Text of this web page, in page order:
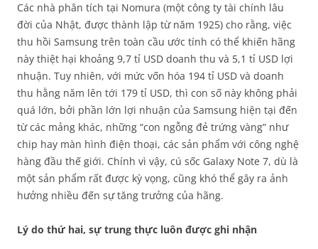
Các nhà phân tích tại Nomura (một công ty tài chính lâu
đời của Nhật, được thành lập từ năm 1925) cho rằng, việc
thu hồi Samsung trên toàn cầu ước tính có thể khiến hãng
này thiệt hại khoảng 9,7 tỉ USD doanh thu và 5,1 tỉ USD lợi
nhuận. Tuy nhiên, với mức vốn hóa 194 tỉ USD và doanh
thu hằng năm lên tới 179 tỉ USD, thì con số này không phải
quá lớn, bởi phần lớn lợi nhuận của Samsung hiện tại đến
từ các mảng khác, những “con ngỗng đẻ trứng vàng” như
chip hay màn hình điện thoại, các sản phẩm với công nghệ
hàng đầu thế giới. Chính vì vậy, cú sốc Galaxy Note 7, dù là
một sản phẩm rất được kỳ vọng, cũng khó thể gây ra ảnh
hưởng nhiều đến sự tăng trưởng của hãng.
Lý do thứ hai, sự trung thực luôn được ghi nhận